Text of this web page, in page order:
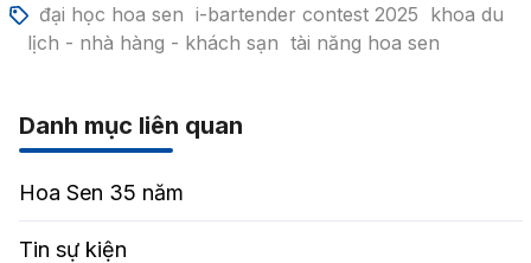
đại học hoa sen i-bartender contest 2025 khoa du
lịch - nhà hàng - khách sạn tài năng hoa sen
Danh mục liên quan
Hoa Sen 35 năm
Tin sự kiện